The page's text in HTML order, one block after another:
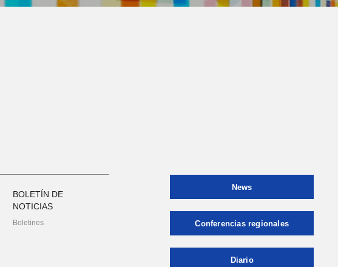
BOLETÍN DE
NOTICIAS
Boletines
News
Conferencias regionales
Diario